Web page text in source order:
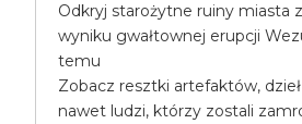
Odkryj starożytne ruiny miasta
wyniku gwałtownej erupcji
temu
Zobacz resztki artefaktów,
nawet ludzi, którzy zostali